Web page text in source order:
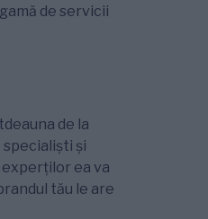
de servicii
de la
și
ea va
tău le are